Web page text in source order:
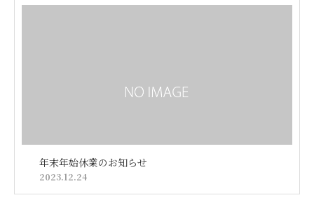
年末年始休業のお知らせ
2023.12.24